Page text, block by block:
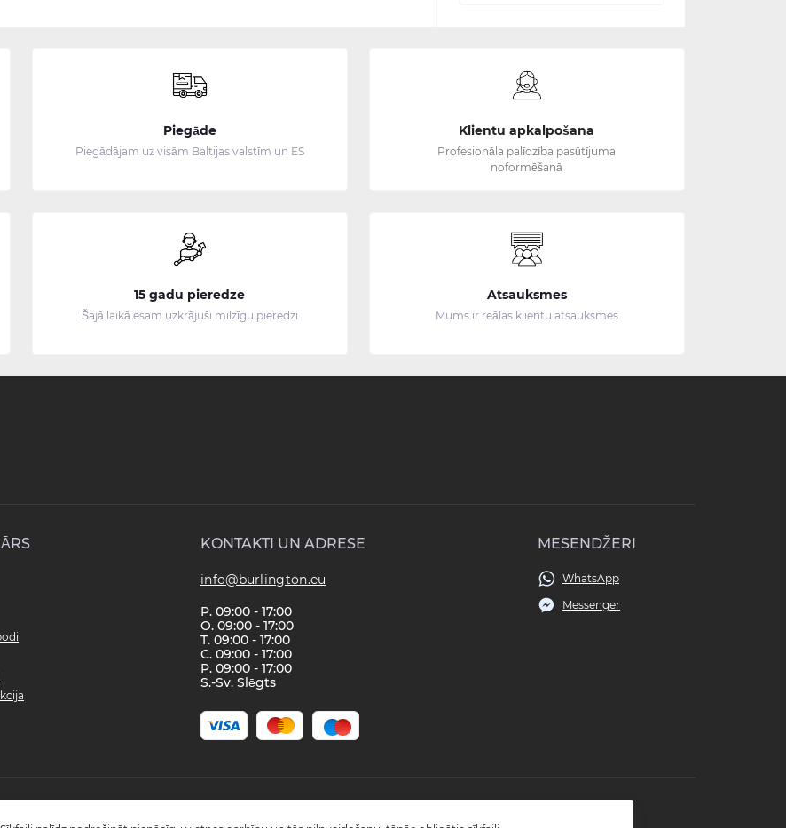
Piegāde
Piegādājam uz visām Baltijas valstīm un ES
Klientu apkalpošana
Profesionāla palīdzība pasūtījuma
noformēšanā
15 gadu pieredze
Šajā laikā esam uzkrājuši milzīgu pieredzi
Atsauksmes
Mums ir reālas klientu atsauksmes
KONTAKTI UN ADRESE
info@burlington.eu
P. 09:00 - 17:00
O. 09:00 - 17:00
T. 09:00 - 17:00
C. 09:00 - 17:00
P. 09:00 - 17:00
S.-Sv. Slēgts
MESENDŽERI
WhatsApp
Messenger